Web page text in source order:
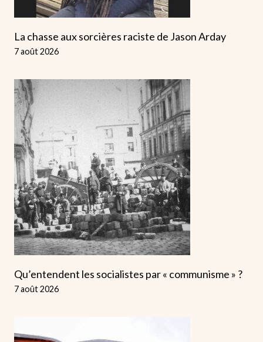
La chasse aux sorcières raciste de Jason Arday
7 août 2026
Qu’entendent les socialistes par « communisme » ?
7 août 2026